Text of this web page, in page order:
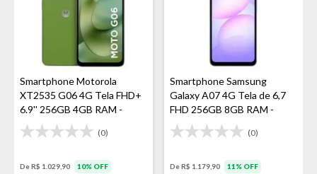
Smartphone Motorola
XT2535 G06 4G Tela FHD+
6.9'' 256GB 4GB RAM -
Verde
(0)
De R$ 1.029,90 10% OFF
Smartphone Samsung
Galaxy A07 4G Tela de 6,7
FHD 256GB 8GB RAM -
Violeta
(0)
De R$ 1.179,90 11% OFF